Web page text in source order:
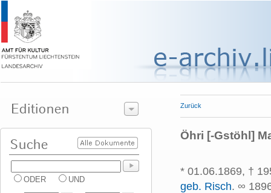
ODER UND
Zurück
Öhri [-Gstöhl]
* 01.06.1869, †
geb. Risch. ∞